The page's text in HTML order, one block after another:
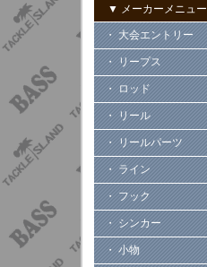
▼ メーカーメニュー
・ 大会エントリー
・ リープス
・ ロッド
・ リール
・ リールパーツ
・ ライン
・ フック
・ シンカー
・ 小物